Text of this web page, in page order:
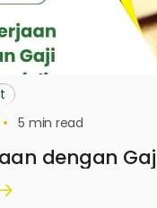
5 min read
dengan